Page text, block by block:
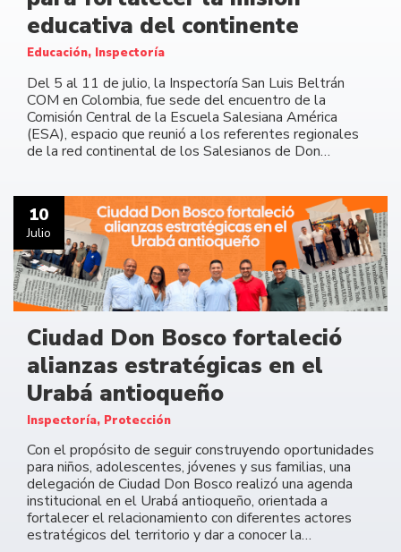
educativa del continente
Educación, Inspectoría
Del 5 al 11 de julio, la Inspectoría San Luis Beltrán
COM en Colombia, fue sede del encuentro de la
Comisión Central de la Escuela Salesiana América
(ESA), espacio que reunió a los referentes regionales
de la red continental de los Salesianos de Don…
10
Julio
Ciudad Don Bosco fortaleció
alianzas estratégicas en el
Urabá antioqueño
Inspectoría, Protección
Con el propósito de seguir construyendo oportunidades
para niños, adolescentes, jóvenes y sus familias, una
delegación de Ciudad Don Bosco realizó una agenda
institucional en el Urabá antioqueño, orientada a
fortalecer el relacionamiento con diferentes actores
estratégicos del territorio y dar a conocer la…